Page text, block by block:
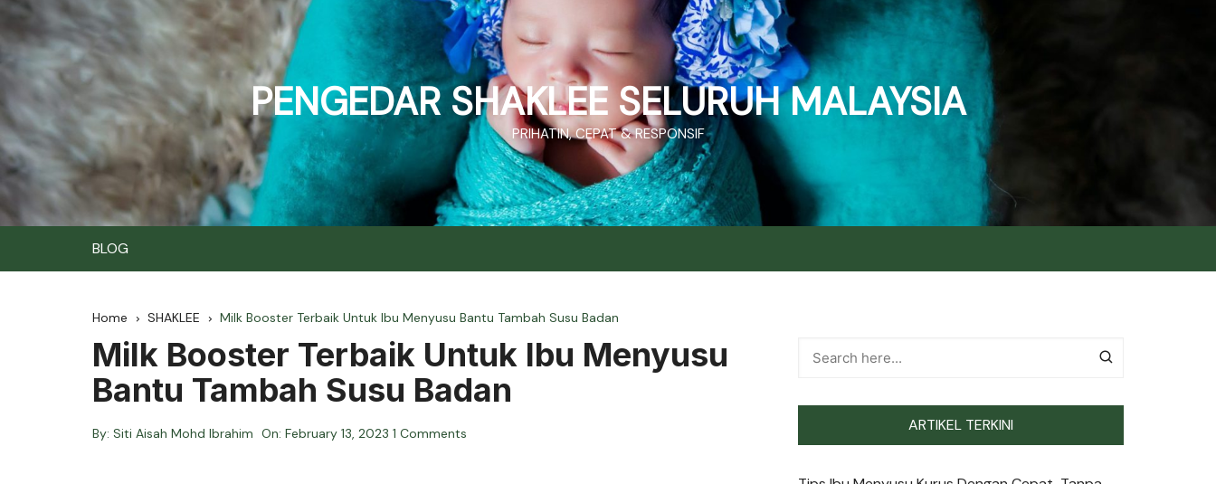
Skip
to
PENGEDAR SHAKLEE SELURUH MALAYSIA
PRIHATIN, CEPAT & RESPONSIF
BLOG
Home SHAKLEE Milk Booster Terbaik Untuk Ibu Menyusu Bantu Tambah Susu Badan
Milk Booster Terbaik Untuk Ibu Menyusu
Bantu Tambah Susu Badan
By: Siti Aisah Mohd Ibrahim On: February 13, 2023 1 Comments ARTIKEL TERKINI